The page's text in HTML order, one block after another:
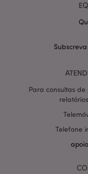
Para consultas
Telefone
mage-cache-
PHPSESSID
Google